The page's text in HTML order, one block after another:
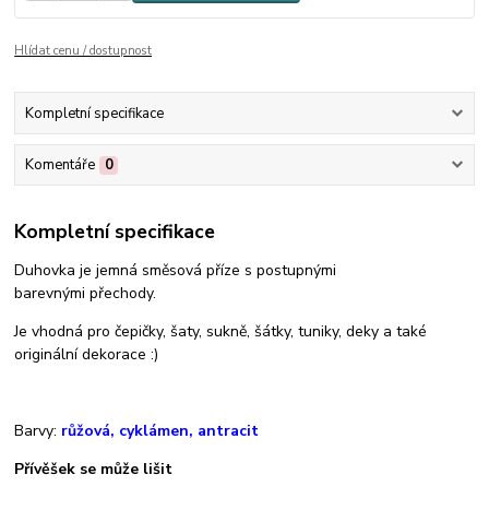
Hlídat cenu / dostupnost
Kompletní specifikace
Komentáře 0
Kompletní specifikace
Duhovka je jemná směsová příze s postupnými
barevnými přechody.
Je vhodná pro čepičky, šaty, sukně, šátky, tuniky, deky a také
originální dekorace :)
Barvy: růžová, cyklámen, antracit
Přívěšek se může lišit